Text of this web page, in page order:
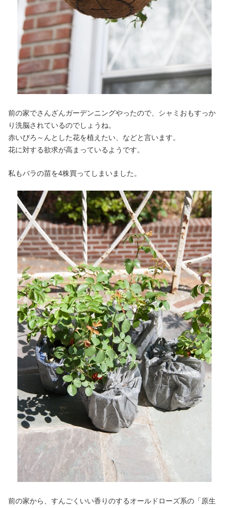
前の家でさんざんガーデンニングやったので、シャミおもすっか
り洗脳されているのでしょうね。
赤いぴろ～んとした花を植えたい、などと言います。
花に対する欲求が高まっているようです。
私もバラの苗を4株買ってしまいました。
前の家から、すんごくいい香りのするオールドローズ系の「原生